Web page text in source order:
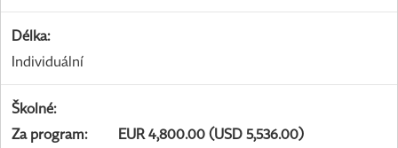
Délka:
Individuální
Školné:
Za program: EUR 4,800.00 (USD 5,536.00)